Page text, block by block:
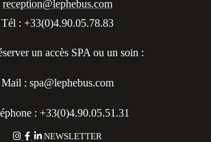
reception@lephebus.com
Tél : +33(0)4.90.05.78.83
un accès SPA ou un soin :
Mail : spa@lephebus.com
: +33(0)4.90.05.51.31
NEWSLETTER